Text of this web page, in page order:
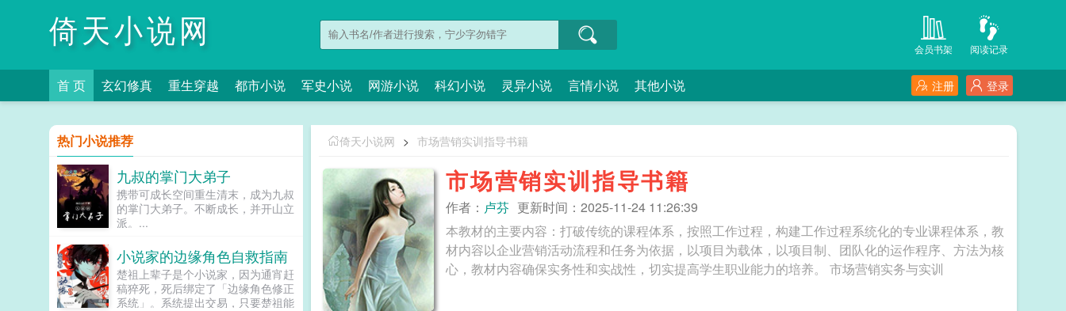
倚天小说网 阅读记录
会员书架
首 页 玄幻修真 重生穿越 都市小说 军史小说 网游小说 科幻小说 灵异小说 言情小说 其他小说 登录
注册
倚天小说网 > 市场营销实训指导书籍
市场营销实训指导书籍
作者： 卢芬 更新时间：2025-11-24 11:26:39
本教材的主要内容：打破传统的课程体系，按照工作过程，构建工作过程系统化的专业课程体系，教
材内容以企业营销活动流程和任务为依据，以项目为载体，以项目制、团队化的运作程序、方法为核
心，教材内容确保实务性和实战性，切实提高学生职业能力的培养。 市场营销实务与实训
热门小说推荐
九叔的掌门大弟子
携带可成长空间重生清末，成为九叔
的掌门大弟子。不断成长，并开山立
派。...
小说家的边缘角色自救指南
楚祖上辈子是个小说家，因为通宵赶
稿猝死，死后绑定了「边缘角色修正
系统」。系统提出交易，只要楚祖能